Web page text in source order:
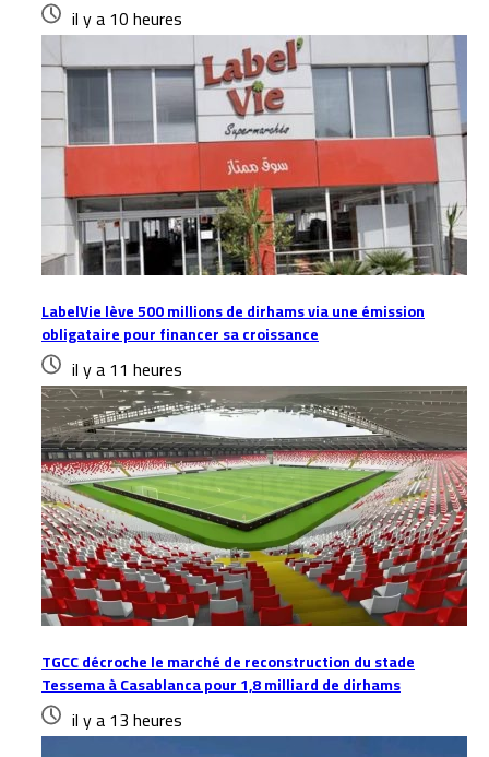
il y a 10 heures
LabelVie lève 500 millions de dirhams via une émission
obligataire pour financer sa croissance
il y a 11 heures
TGCC décroche le marché de reconstruction du stade
Tessema à Casablanca pour 1,8 milliard de dirhams
il y a 13 heures